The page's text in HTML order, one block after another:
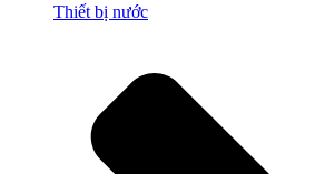
Thiết bị nước